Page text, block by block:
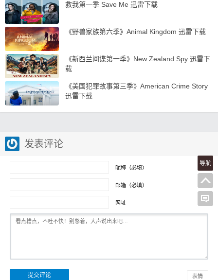
救我第一季 Save Me 迅雷下载
《野兽家族第六季》Animal Kingdom 迅雷下载
《新西兰间谍第一季》New Zealand Spy 迅雷下
载
《美国犯罪故事第三季》American Crime Story
迅雷下载
发表评论
昵称（必填）
邮箱（必填）
网址
表情
导航